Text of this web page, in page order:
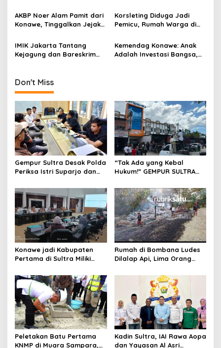
Konawe, Plt Kadis PK Buka
Penjelasan
Indosat Diamankan
AKBP Noer Alam Pamit dari
Konawe, Tinggalkan Jejak
Mendalam di Hati
Masyarakat
Korsleting Diduga Jadi
Pemicu, Rumah Warga di
Si Jago Merah
IMIK Jakarta Tantang
Kejagung dan Bareskrim
Dugaan Pembeking
Kemendag Konawe: Anak
Adalah Investasi Bangsa,
Don't Miss
Gempur Sultra Desak Polda
Periksa Istri Suparjo dan
Kasus Tambang Ilegal
“Tak Ada yang Kebal
Hukum!” GEMPUR SULTRA
Tanawali dan PT
Tadisangka, Siap Kuasai
Lahan Puuwatu
Konawe jadi Kabupaten
Pertama di Sultra Miliki
Digital, DPRD Restui
Anggaran Rp200 Juta
Rumah di Bombana Ludes
Dilalap Api, Lima Orang
Dunia
Peletakan Batu Pertama
KNMP di Muara Sampara,
Kadin Sultra, IAI Rawa Aopa
dan Yayasan Al Asri